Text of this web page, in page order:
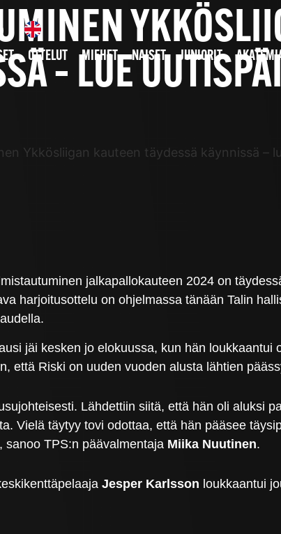
OTTELUT MIEHET NAISET JUNIORIT
– LUE
Ykkösliigan kauteen täydessä käynnissä –
jalkapallokauteen 2024 on
harjoitusottelu on ohjelmassa tänään Talin
jäi kesken jo elokuussa, kun hän
että Riski on uuden vuoden alusta lähtien
Lähdettiin siitä, että hän oli aluksi
Vielä täytyy tovi odottaa, että hän pääsee
sanoo TPS:n päävalmentaja Miika Nuutinen.
Jesper Karlsson loukkaantui